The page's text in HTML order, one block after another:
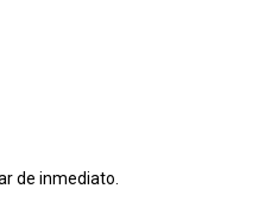
de inmediato.